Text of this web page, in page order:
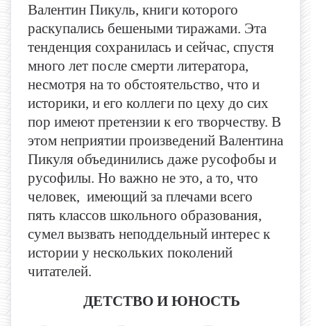
Валентин Пикуль, книги которого
раскупались бешеными тиражами. Эта
тенденция сохранилась и сейчас, спустя
много лет после смерти литератора,
несмотря на то обстоятельство, что и
историки, и его коллеги по цеху до сих
пор имеют претензии к его творчеству. В
этом неприятии произведений Валентина
Пикуля объединились даже русофобы и
русофилы. Но важно не это, а то, что
человек, имеющий за плечами всего
пять классов школьного образования,
сумел вызвать неподдельный интерес к
истории у нескольких поколений
читателей.
ДЕТСТВО И ЮНОСТЬ